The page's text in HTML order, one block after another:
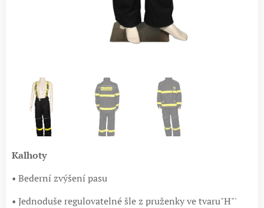
Kalhoty
• Bederní zvýšení pasu
• Jednoduše regulovatelné šle z pruženky ve tvaru"H"'